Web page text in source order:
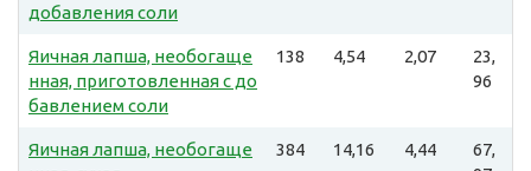
добавления соли
Яичная лапша, необогаще
нная, приготовленная с до
бавлением соли
138 4,54 2,07
23,
96
Яичная лапша, необогаще
384 14,16 4,44
67,